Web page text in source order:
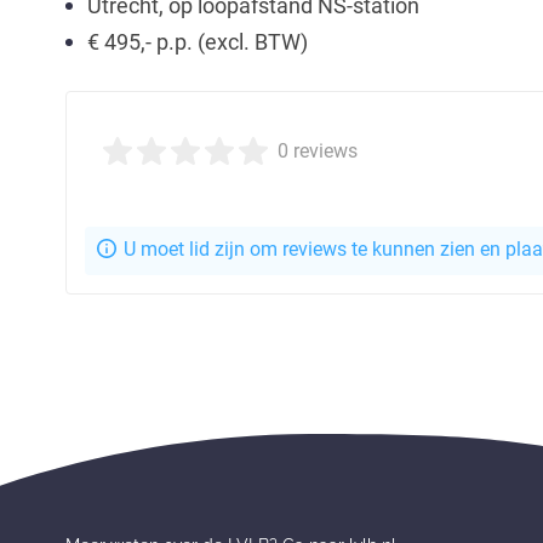
Utrecht, op loopafstand NS-station
€ 495,- p.p. (excl. BTW)
0 reviews
U moet lid zijn om reviews te kunnen zien en